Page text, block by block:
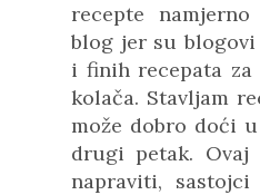
recepte
blog jer su
i finih recepata
kolača. Stavljam
može dobro doći
drugi petak.
napraviti,